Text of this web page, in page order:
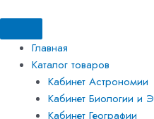
к
содержимому
Главная
Каталог товаров
Кабинет Астрономии
Кабинет Биологии и
Кабинет Географии
товара
Комплект
демонстрационных